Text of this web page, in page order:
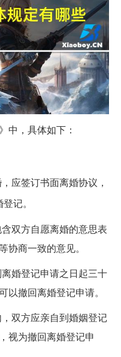
中，具体如下：
应签订书面离婚协议，
记。
双方自愿离婚的意思表
协商一致的意见。
婚登记申请之日起三十
以撤回离婚登记申请。
双方应亲自到婚姻登记
视为撤回离婚登记申